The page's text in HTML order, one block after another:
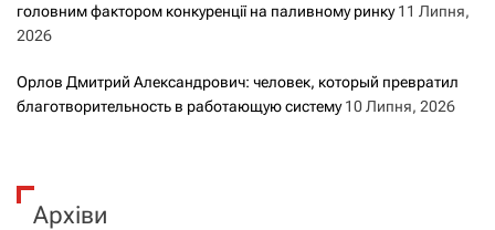
головним фактором конкуренції на паливному ринку 11 Липня,
2026
Орлов Дмитрий Александрович: человек, который превратил
благотворительность в работающую систему 10 Липня, 2026
Архіви